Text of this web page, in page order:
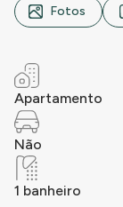
Rua Antônio
Fotos
Apartamento
Não
1 banheiro